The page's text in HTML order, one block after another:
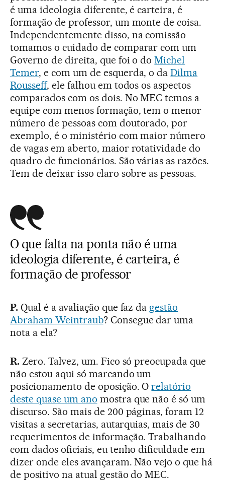
é uma ideologia diferente, é carteira, é
formação de professor, um monte de coisa.
Independentemente disso, na comissão
tomamos o cuidado de comparar com um
Governo de direita, que foi o doMichel
Temer, e com um de esquerda, o daDilma
Rousseff, ele falhou em todos os aspectos
comparados com os dois. No MEC temos a
equipe com menos formação, tem o menor
número de pessoas com doutorado, por
exemplo, é o ministério com maior número
de vagas em aberto, maior rotatividade do
quadro de funcionários. São várias as razões.
Tem de deixar isso claro sobre as pessoas.
O que falta na ponta não é uma
ideologia diferente, é carteira, é
formação de professor
P. Qual é a avaliação que faz da gestão
Abraham Weintraub? Consegue dar uma
nota a ela?
R. Zero. Talvez, um. Fico só preocupada que
não estou aqui só marcando um
posicionamento de oposição. Orelatório
deste quase um ano mostra que não é só um
discurso. São mais de 200 páginas, foram 12
visitas a secretarias, autarquias, mais de 30
requerimentos de informação. Trabalhando
com dados oficiais, eu tenho dificuldade em
dizer onde eles avançaram. Não vejo o que há
de positivo na atual gestão do MEC.